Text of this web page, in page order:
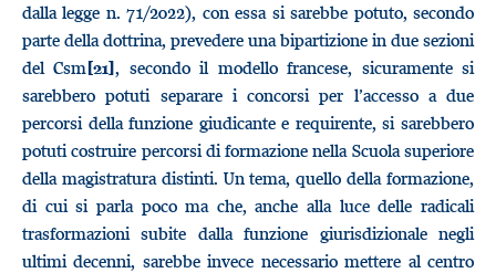
dalla legge n. 71/2022), con essa si sarebbe potuto, secondo
parte della dottrina, prevedere una bipartizione in due sezioni
del Csm[21], secondo il modello francese, sicuramente si
sarebbero potuti separare i concorsi per l’accesso a due
percorsi della funzione giudicante e requirente, si sarebbero
potuti costruire percorsi di formazione nella Scuola superiore
della magistratura distinti. Un tema, quello della formazione,
di cui si parla poco ma che, anche alla luce delle radicali
trasformazioni subite dalla funzione giurisdizionale negli
ultimi decenni, sarebbe invece necessario mettere al centro